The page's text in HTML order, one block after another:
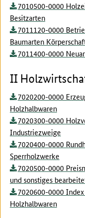
7010500-0000
Besitzarten
7011120-0000
Baumarten
7011400-0000
II
7020200-0000
Holzhalbwaren
7020300-0000
Industriezweige
7020400-0000
Sperrholzwerke
7020500-0000
und sonstiges
7020600-0000
Holzhalbwaren